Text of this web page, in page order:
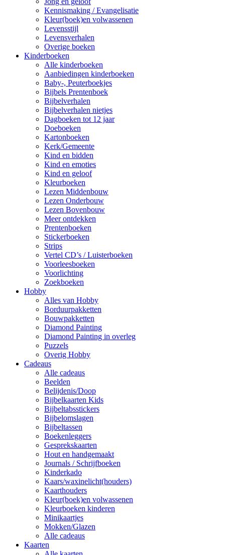
Kennismaking / Evangelisatie
Kleur(boek)en volwassenen
Levensstijl
Levensverhalen
Overige boeken
Kinderboeken
Alle kinderboeken
Aanbiedingen kinderboeken
Baby-, Peuterboekjes
Bijbels Prentenboek
Bijbelverhalen
Bijbelverhalen nietjes
Dagboeken tot 12 jaar
Doeboeken
Kartonboeken
Kerk/Gemeente
Kind en bidden
Kind en emoties
Kind en geloof
Kleurboeken
Lezen Middenbouw
Lezen Onderbouw
Lezen Bovenbouw
Meer ontdekken
Prentenboeken
Stickerboeken
Strips
Vertel CD’s / Luisterboeken
Voorleesboeken
Voorlichting
Zoekboeken
Hobby
Alles van Hobby
Borduurpakketten
Bouwpakketten
Diamond Painting
Diamond Painting in overleg
Puzzels
Overig Hobby
Cadeaus
Alle cadeaus
Beelden
Belijdenis/Doop
Bijbelkaarten Kids
Bijbeltabsstickers
Bijbelomslagen
Bijbeltassen
Boekenleggers
Gesprekskaarten
Hout en handgemaakt
Journals / Schrijfboeken
Kinderkado
Kaars/waxinelicht(houders)
Kaarthouders
Kleur(boek)en volwassenen
Kleurboeken kinderen
Minikaartjes
Mokken/Glazen
Alle cadeaus
Kaarten